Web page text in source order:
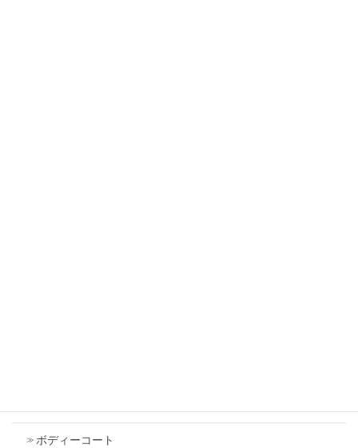
ボディーコート